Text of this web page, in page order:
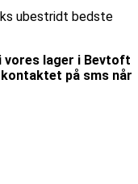
ubestridt bedste
vores lager i Bevtoft
kontaktet på sms når